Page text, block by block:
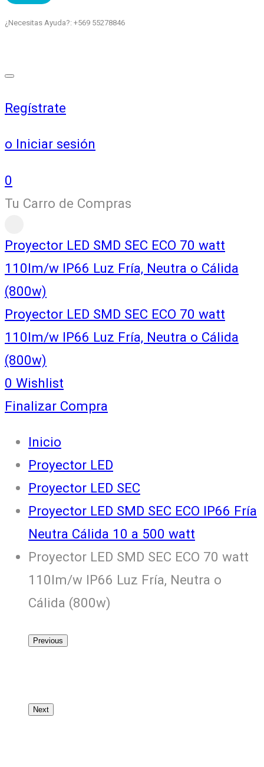
¿Necesitas Ayuda?: +569 55278846
Regístrate
o Iniciar sesión
0
Tu Carro de Compras
Proyector LED SMD SEC ECO 70 watt
110lm/w IP66 Luz Fría, Neutra o Cálida
(800w)
Proyector LED SMD SEC ECO 70 watt
110lm/w IP66 Luz Fría, Neutra o Cálida
(800w)
0 Wishlist
Finalizar Compra
Inicio
Proyector LED
Proyector LED SEC
Proyector LED SMD SEC ECO IP66 Fría
Neutra Cálida 10 a 500 watt
Proyector LED SMD SEC ECO 70 watt
110lm/w IP66 Luz Fría, Neutra o
Cálida (800w)
Previous
Next